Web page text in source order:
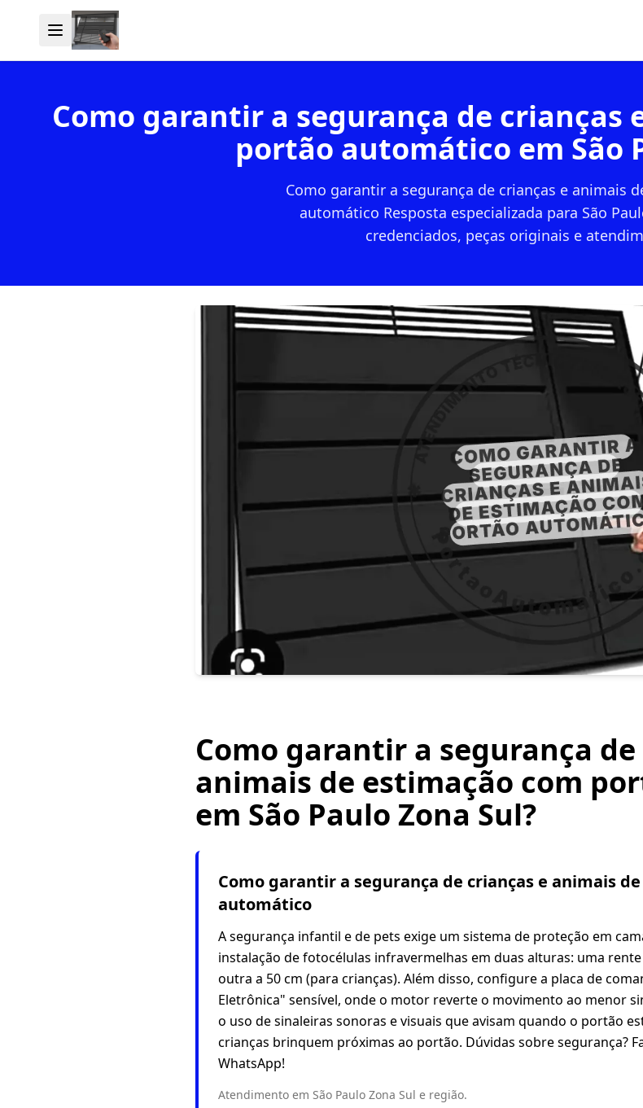
Como garantir a segurança de crianças
portão automático em São
Como garantir a segurança de crianças e animais
automático Resposta especializada para São
credenciados, peças originais e
Como garantir a segurança
animais de estimação com
em São Paulo Zona Sul?
Como garantir a segurança de crianças e animais
automático
A segurança infantil e de pets exige um sistema de proteção em
instalação de fotocélulas infravermelhas em duas alturas: uma
outra a 50 cm (para crianças). Além disso, configure a placa de
Eletrônica" sensível, onde o motor reverte o movimento ao menor
o uso de sinaleiras sonoras e visuais que avisam quando o portão
crianças brinquem próximas ao portão. Dúvidas sobre segurança?
WhatsApp!
Atendimento em São Paulo Zona Sul e região.